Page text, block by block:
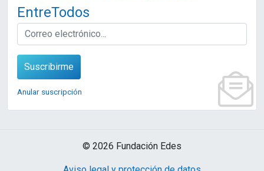
EntreTodos
EMAIL
Suscribirme
Anular suscripción
© 2026 Fundación Edes